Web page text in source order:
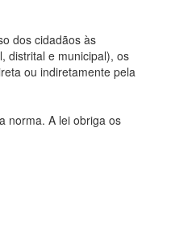
dos cidadãos às
distrital e municipal), os
ou indiretamente pela
norma. A lei obriga os